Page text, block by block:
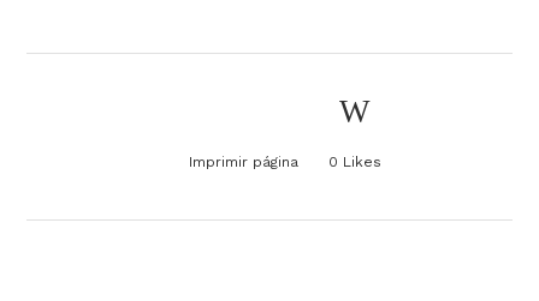
Imprimir página 0 Likes